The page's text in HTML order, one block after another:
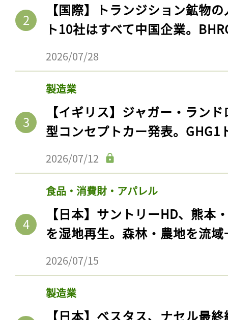
【国際】トランジション鉱物
ト10社はすべて中国企業。
2026/07/28
製造業
【イギリス】ジャガー・ラン
型コンセプトカー発表。GHG1
2026/07/12
食品・消費財・アパレル
【日本】サントリーHD、熊本
を湿地再生。森林・農地を流
2026/07/15
製造業
【日本】ベスタス、ナセル最